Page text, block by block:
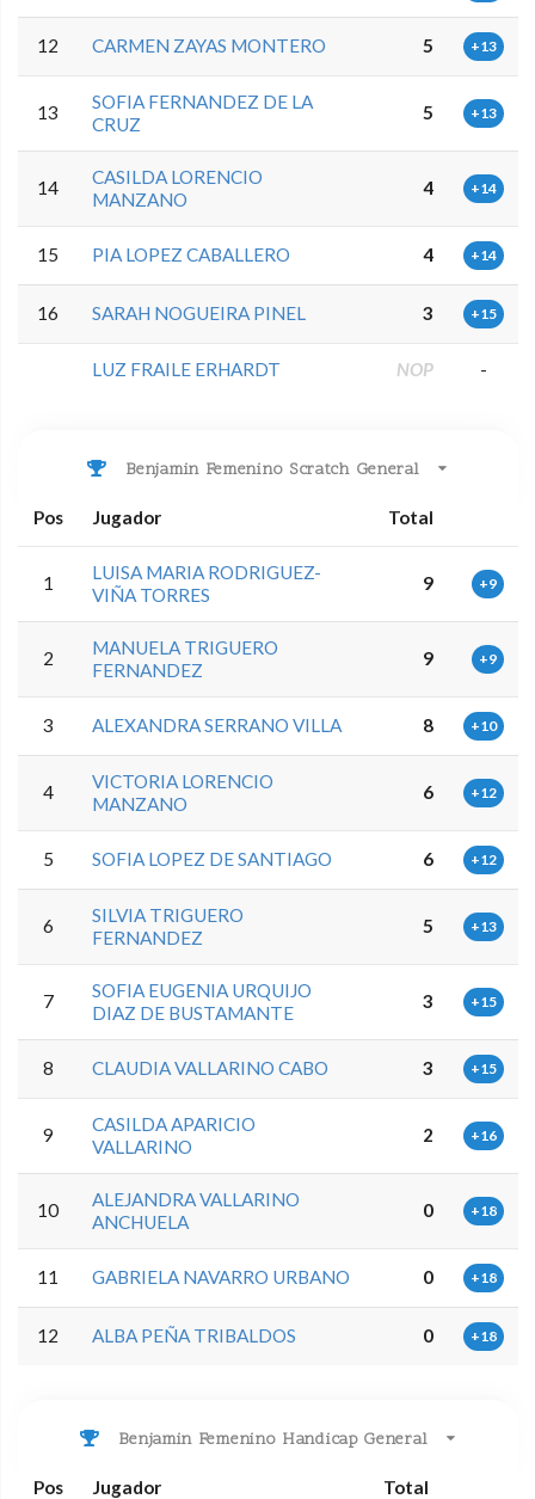
12 CARMEN ZAYAS MONTERO 5 +13
13
SOFIA FERNANDEZ DE LA
CRUZ
5 +13
14
CASILDA LORENCIO
MANZANO
4 +14
15 PIA LOPEZ CABALLERO 4 +14
16 SARAH NOGUEIRA PINEL 3 +15
LUZ FRAILE ERHARDT NOP -
Benjamin Femenino Scratch General
Pos Jugador Total
1
LUISA MARIA RODRIGUEZ-
VIÑA TORRES
9 +9
2
MANUELA TRIGUERO
FERNANDEZ
9 +9
3 ALEXANDRA SERRANO VILLA 8 +10
4
VICTORIA LORENCIO
MANZANO
6 +12
5 SOFIA LOPEZ DE SANTIAGO 6 +12
6
SILVIA TRIGUERO
FERNANDEZ
5 +13
7
SOFIA EUGENIA URQUIJO
DIAZ DE BUSTAMANTE
3 +15
8 CLAUDIA VALLARINO CABO 3 +15
9
CASILDA APARICIO
VALLARINO
2 +16
10
ALEJANDRA VALLARINO
ANCHUELA
0 +18
11 GABRIELA NAVARRO URBANO 0 +18
12 ALBA PEÑA TRIBALDOS 0 +18
Benjamin Femenino Handicap General
Pos Jugador Total